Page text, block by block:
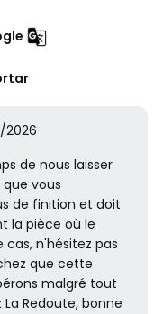
2026
de nous laisser
que vous
de finition et doit
la pièce où le
cas, n'hésitez pas
que cette
malgré tout
Redoute, bonne